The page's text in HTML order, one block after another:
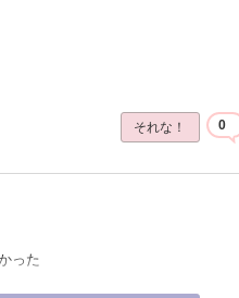
それな！ 0
った